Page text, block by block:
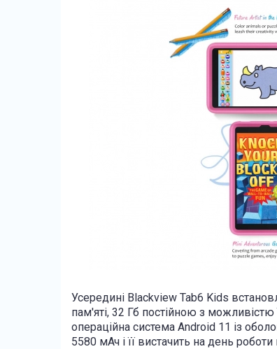
Усередині Blackview Tab6 Kids
пам'яті, 32 Гб постійною з
операційна система Android 11 із
5580 мАч і її вистачить на день